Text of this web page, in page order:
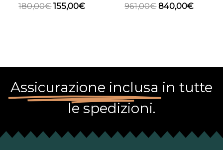
180,00€ 155,00€
961,00€ 840,00€
Assicurazione inclusa in tutte
le spedizioni.